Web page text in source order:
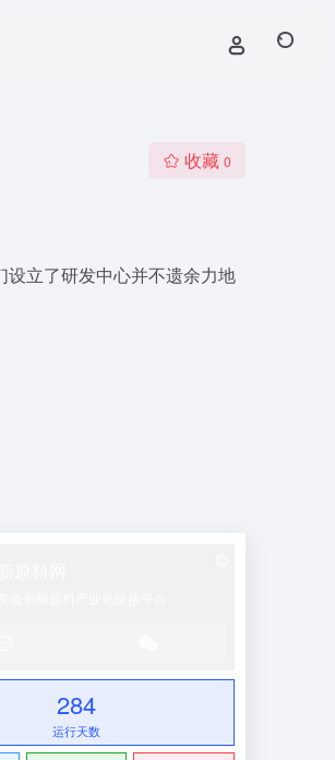
收藏 0
立了研发中心并不遗余力地
284
运行天数